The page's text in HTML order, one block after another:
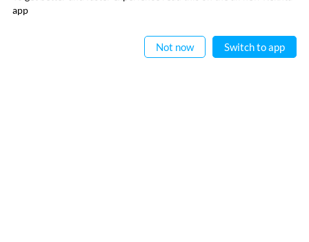
رابطہ کیجیے
app
Not now Switch to app